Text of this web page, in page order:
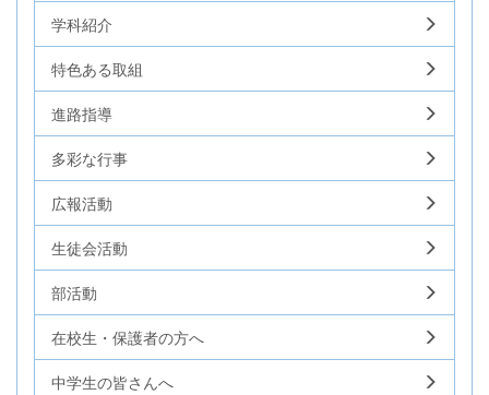
学科紹介
特色ある取組
進路指導
多彩な行事
広報活動
生徒会活動
部活動
在校生・保護者の方へ
中学生の皆さんへ